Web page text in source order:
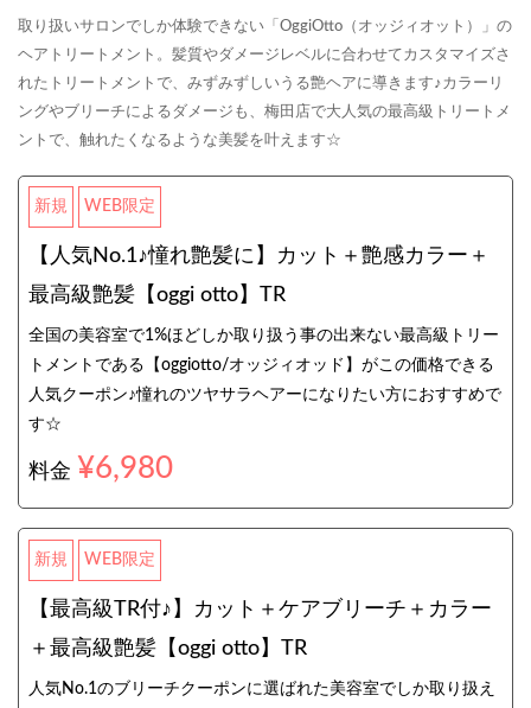
取り扱いサロンでしか体験できない「OggiOtto（オッジィオット）」の
ヘアトリートメント。髪質やダメージレベルに合わせてカスタマイズさ
れたトリートメントで、みずみずしいうる艶ヘアに導きます♪カラーリ
ングやブリーチによるダメージも、梅田店で大人気の最高級トリートメ
ントで、触れたくなるような美髪を叶えます☆
新規 WEB限定
【人気No.1♪憧れ艶髪に】カット＋艶感カラー＋
最高級艶髪【oggi otto】TR
全国の美容室で1%ほどしか取り扱う事の出来ない最高級トリー
トメントである【oggiotto/オッジィオッド】がこの価格できる
人気クーポン♪憧れのツヤサラヘアーになりたい方におすすめで
す☆
料金 ¥6,980
新規 WEB限定
【最高級TR付♪】カット＋ケアブリーチ＋カラー
＋最高級艶髪【oggi otto】TR
人気No.1のブリーチクーポンに選ばれた美容室でしか取り扱え